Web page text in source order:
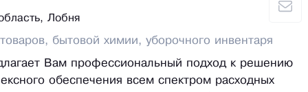
Лобня
бытовой химии, уборочного инвентаря
Вам профессиональный подход к решению
обеспечения всем спектром расходных